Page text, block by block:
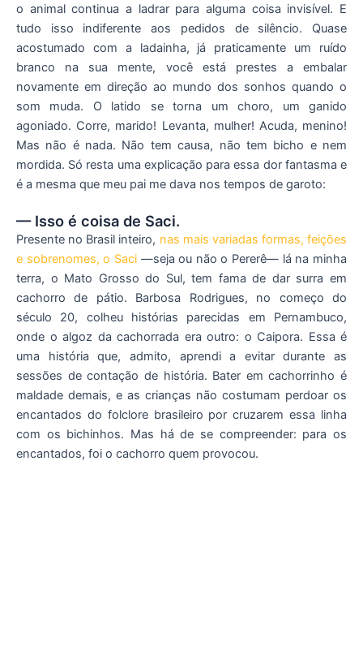
o animal continua a ladrar para alguma coisa invisível. E
tudo isso indiferente aos pedidos de silêncio. Quase
acostumado com a ladainha, já praticamente um ruído
branco na sua mente, você está prestes a embalar
novamente em direção ao mundo dos sonhos quando o
som muda. O latido se torna um choro, um ganido
agoniado. Corre, marido! Levanta, mulher! Acuda, menino!
Mas não é nada. Não tem causa, não tem bicho e nem
mordida. Só resta uma explicação para essa dor fantasma e
é a mesma que meu pai me dava nos tempos de garoto:
— Isso é coisa de Saci.
Presente no Brasil inteiro, nas mais variadas formas, feições
e sobrenomes, o Saci—seja ou não o Pererê— lá na minha
terra, o Mato Grosso do Sul, tem fama de dar surra em
cachorro de pátio. Barbosa Rodrigues, no começo do
século 20, colheu histórias parecidas em Pernambuco,
onde o algoz da cachorrada era outro: o Caipora. Essa é
uma história que, admito, aprendi a evitar durante as
sessões de contação de história. Bater em cachorrinho é
maldade demais, e as crianças não costumam perdoar os
encantados do folclore brasileiro por cruzarem essa linha
com os bichinhos. Mas há de se compreender: para os
encantados, foi o cachorro quem provocou.